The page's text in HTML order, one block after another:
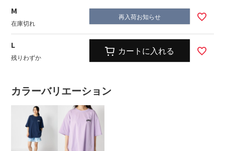
M
在庫切れ
再入荷お知らせ
L
残りわずか
カートに入れる
カラーバリエーション